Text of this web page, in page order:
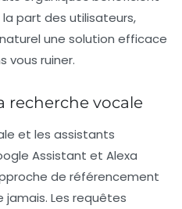
part des utilisateurs,
une solution efficace
vous ruiner.
recherche vocale
et les assistants
Assistant et Alexa
de référencement
Les requêtes